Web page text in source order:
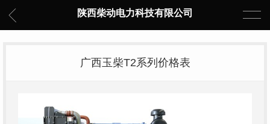
陕西柴动电力科技有限公司
广西玉柴T2系列价格表